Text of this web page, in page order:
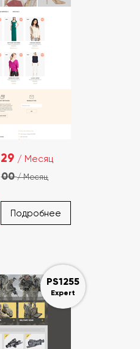
29 / Месяц
00/ Месяц
Подробнее
PS1255
Expert